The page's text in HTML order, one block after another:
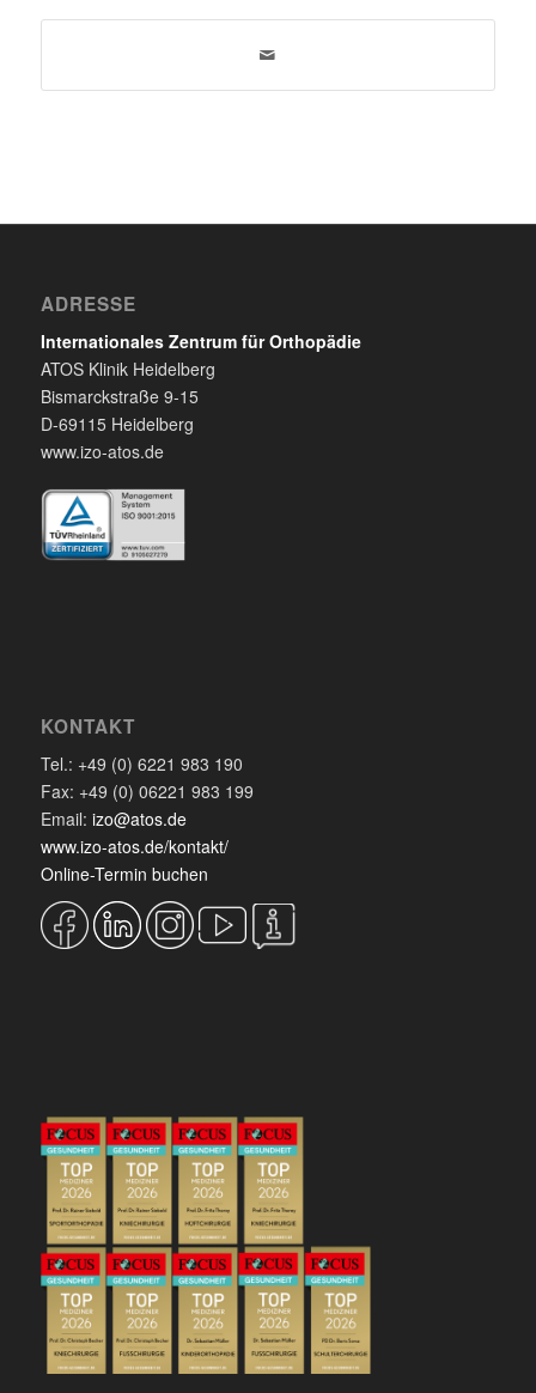
ADRESSE
Internationales Zentrum für Orthopädie
ATOS Klinik Heidelberg
Bismarckstraße 9-15
D-69115 Heidelberg
www.izo-atos.de
KONTAKT
Tel.: +49 (0) 6221 983 190
Fax: +49 (0) 06221 983 199
Email: izo@atos.de
www.izo-atos.de/kontakt/
Online-Termin buchen